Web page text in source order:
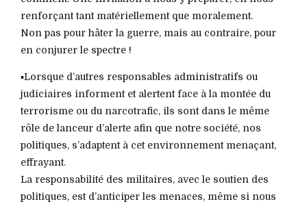
renforçant tant matériellement que moralement.
Non pas pour hâter la guerre, mais au contraire, pour
en conjurer le spectre !
▪️Lorsque d’autres responsables administratifs ou
judiciaires informent et alertent face à la montée du
terrorisme ou du narcotrafic, ils sont dans le même
rôle de lanceur d’alerte afin que notre société, nos
politiques, s’adaptent à cet environnement menaçant,
effrayant.
La responsabilité des militaires, avec le soutien des
politiques, est d’anticiper les menaces, même si nous